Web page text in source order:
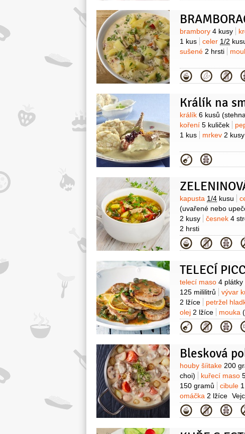
Suroviny
brambory 4 kusy
1 kus
celer 1/2
sušené 2 hrsti
Kategorie
Králík na
Suroviny
králík 6 kusů
koření 5 kuliček
1 kus
mrkev 2 kusy
Kategorie
Suroviny
kapusta 1/4 kusu
(uvařené nebo
2 kusy
česnek 4
2 hrsti
Kategorie
TELECÍ
Suroviny
telecí maso 4 plátky
125 mililitrů
vývar
2 lžíce
petržel
olej 2 lžíce mouka
Kategorie
Blesková
Suroviny
houby šíitake 200
choi)
kuřecí maso
150 gramů
cibule
omáčka 2 lžíce
rýžový3 lžíce
Kategorie